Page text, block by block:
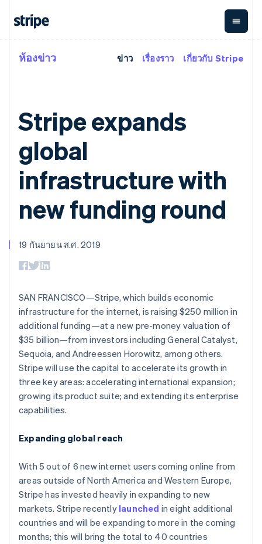
การชำระเงิน
ออนไลน์
Payment links
การชำระเงิน
แบบไม่ต้อง
เขียนโค้ด
Checkout
UI การชำระ
เงินสำเร็จรูป
องค์ประกอบ UI
ที่ยืดหยุ่น
เงิน
มากกว่า 125
ยกระดับการ
ยอมรับการ
การชำระเงินที่
รวดเร็วขึ้น
รายรับ
หน้า
Metronome
ตามรอบบิล
การจัดการ
การชำระเงิน
ตามรอบบิล
Invoicing
ครั้งเดียวหรือ
ระบบ
สำหรับการ
ทำบัญชี
Stripe
Sigma
รายงานที่
ออกแบบเอง
Data
Pipeline
การซิงค์
การ
Global
Payouts
บุคคลที่
สาม
แพลตฟ
Product roadmap
ดูสิ่งที่กำลังจะมาถึง
Radar
การป้องกันการฉ้อโกง
Atlas
การก่อตั้งบริษัทสตาร์ทอัพ
ตามกรณีใช้งาน
อีคอมเมิร์ซ
บริการทางการเงินที่ผสาน
การทำงานอัตโนมัติด้าน
การเงิน
การชำระเงินในแอป
มาร์เก็ตเพลส
ตามอุตสาหกรรม
บริษัท AI
แวดวงครีเอเตอร์
เกม
การบริการ การเดินทาง
และสันทนาการ
บริการเฉพาะทาง
พาร์ทเนอร์
Stripe App Marketplace
เอกสารประกอบ
คู่มือ
รับการชำระเงินออนไลน์
สำเร็จรูป
สร้างแพลตฟอร์มหรือ
จัดการการชำระเงินตาม
รอบบิล
รองรับอยู่
จัดเตรียมและจัดการ
บริการด้วยเอเจนต์
การเชื่อมต่อการทำงาน
แอป
รับการสนับสนุน
แพ็กเกจการสนับสนุนที่ได้
บริการเฉพาะทาง
เซสชัน
ตำแหน่งงาน
ห้องข่าว
Stripe Press
การติดต่อ
ติดต่อฝ่ายขาย
ห้องข่าว ข่าว เรื่องราว เกี่ยวกับ Stripe
Stripe expands
global
infrastructure with
new funding round
19 กันยายน ส.ศ. 2019
SAN FRANCISCO—Stripe, which builds economic
infrastructure for the internet, is raising $250 million in
additional funding—at a new pre-money valuation of
$35 billion—from investors including General Catalyst,
Sequoia, and Andreessen Horowitz, among others.
Stripe will use the capital to accelerate its growth in
three key areas: accelerating international expansion;
growing its product suite; and extending its enterprise
capabilities.
Expanding global reach
With 5 out of 6 new internet users coming online from
areas outside of North America and Western Europe,
Stripe has invested heavily in expanding to new
markets. Stripe recently launched in eight additional
countries and will be expanding to more in the coming
months; this will bring the total to 40 countries
กรีซ
เขตบริหารพิเศษฮ่องกง ประเทศจีน
English 简体中文
แคนาดา
English Français
โครเอเชีย
EnglishItaliano
จีนแผ่นดินใหญ่
简体中文 English
ไซปรัส
English
ญี่ปุ่น
เดนมาร์ก
English
ไทยEnglish
นอร์เวย์
English
นิวซีแลนด์
English
เนเธอร์แลนด์
NederlandsEnglish